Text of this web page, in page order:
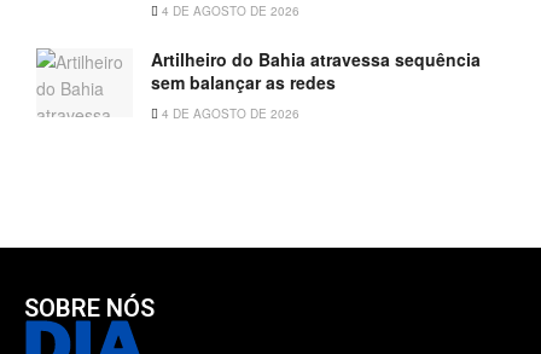
4 DE AGOSTO DE 2026
Artilheiro do Bahia atravessa sequência
sem balançar as redes
4 DE AGOSTO DE 2026
SOBRE NÓS